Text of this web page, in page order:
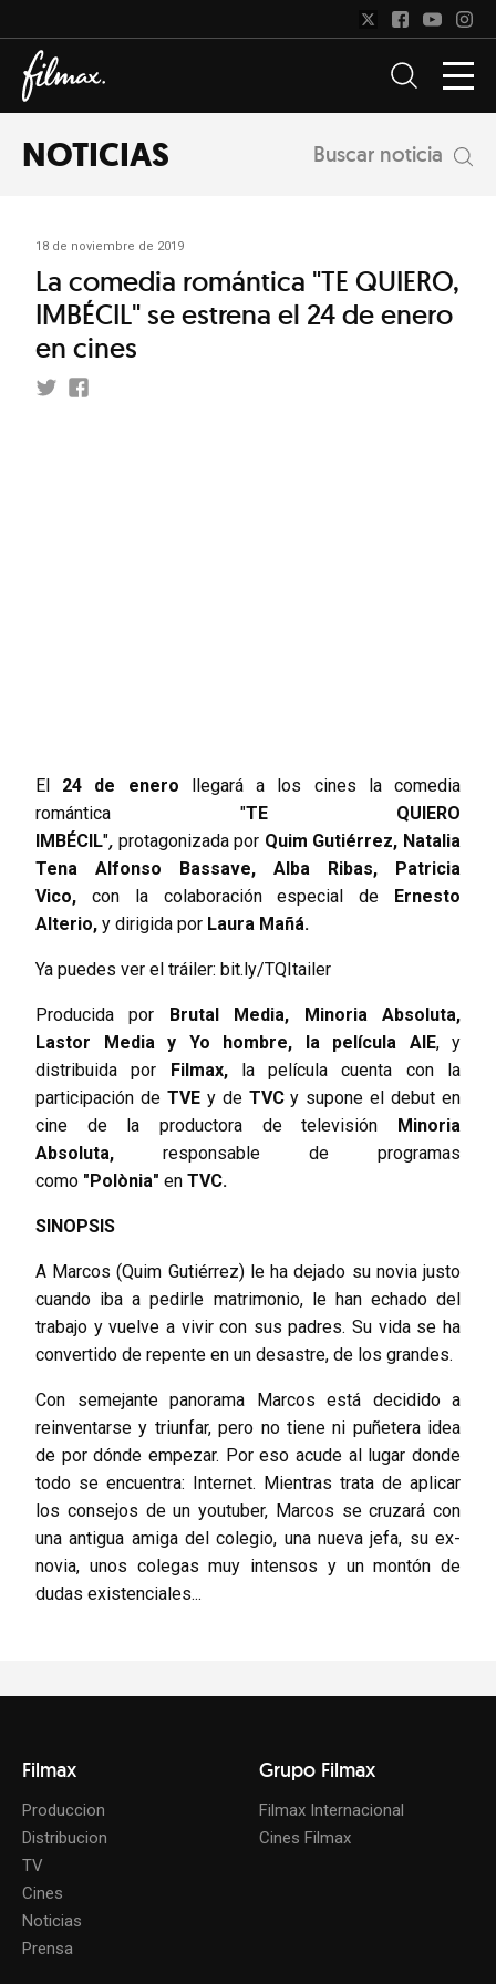
NOTICIAS Buscar noticia
18 de noviembre de 2019
La comedia romántica "TE QUIERO,
IMBÉCIL" se estrena el 24 de enero
en cines
El 24 de enero llegará a los cines la comedia
romántica
"TE QUIERO
IMBÉCIL", protagonizada por Quim Gutiérrez, Natalia
Tena Alfonso Bassave, Alba Ribas, Patricia
Vico, con la colaboración especial de Ernesto
Alterio, y dirigida por Laura Mañá.
Ya puedes ver el tráiler: bit.ly/TQItailer
Producida por Brutal Media, Minoria Absoluta,
Lastor Media y Yo hombre, la película AIE, y
distribuida por Filmax, la película cuenta con la
participación deTVE y deTVCy supone el debut en
cine de la productora de televisión Minoria
Absoluta, responsable de programas
como "Polònia" en TVC.
SINOPSIS
A Marcos (Quim Gutiérrez) le ha dejado su novia justo
cuando iba a pedirle matrimonio, le han echado del
trabajo y vuelve a vivir con sus padres. Su vida se ha
convertido de repente en un desastre, de los grandes.
Con semejante panorama Marcos está decidido a
reinventarse y triunfar, pero no tiene ni puñetera idea
de por dónde empezar. Por eso acude al lugar donde
todo se encuentra: Internet. Mientras trata de aplicar
los consejos de un youtuber, Marcos se cruzará con
una antigua amiga del colegio, una nueva jefa, su ex-
novia, unos colegas muy intensos y un montón de
dudas existenciales...
Filmax
Produccion
Distribucion
TV
Cines
Noticias
Prensa
Grupo Filmax
Filmax Internacional
Cines Filmax